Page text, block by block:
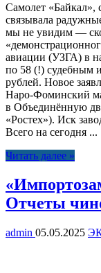
Самолет «Байкал»,
связывала
мы не увидим —
авиации (УЗГА) в
по 58 (!) судебным
рублей. Новое
Наро-Фоминский
в Объединённую
«Ростех»). Иск
Всего на сегодня ...
Читать далее »
Отчеты
admin 05.05.2025